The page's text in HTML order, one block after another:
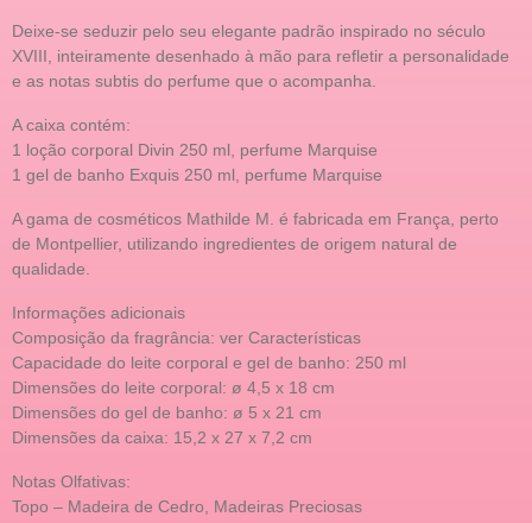
Deixe-se seduzir pelo seu elegante padrão inspirado no século
XVIII, inteiramente desenhado à mão para refletir a personalidade
e as notas subtis do perfume que o acompanha.
A caixa contém:
1 loção corporal Divin 250 ml, perfume Marquise
1 gel de banho Exquis 250 ml, perfume Marquise
A gama de cosméticos Mathilde M. é fabricada em França, perto
de Montpellier, utilizando ingredientes de origem natural de
qualidade.
Informações adicionais
Composição da fragrância: ver Características
Capacidade do leite corporal e gel de banho: 250 ml
Dimensões do leite corporal: ø 4,5 x 18 cm
Dimensões do gel de banho: ø 5 x 21 cm
Dimensões da caixa: 15,2 x 27 x 7,2 cm
Notas Olfativas:
Topo – Madeira de Cedro, Madeiras Preciosas